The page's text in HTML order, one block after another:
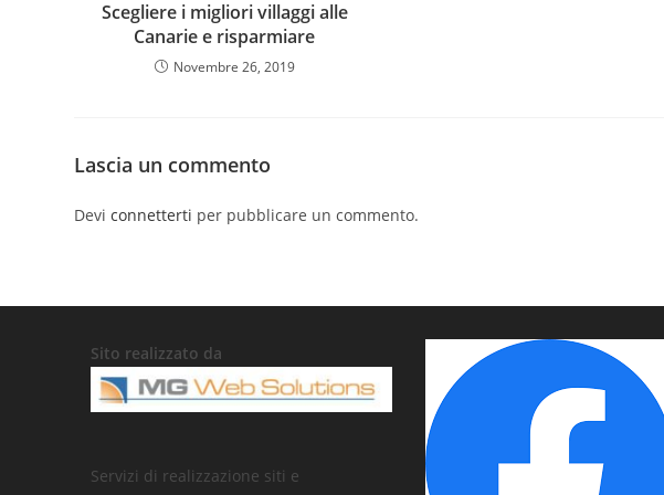
Scegliere i migliori villaggi alle
Canarie e risparmiare
Novembre 26, 2019
Lascia un commento
Deviconnetterti per pubblicare un commento.
Sito realizzato da
Servizi di realizzazione siti e